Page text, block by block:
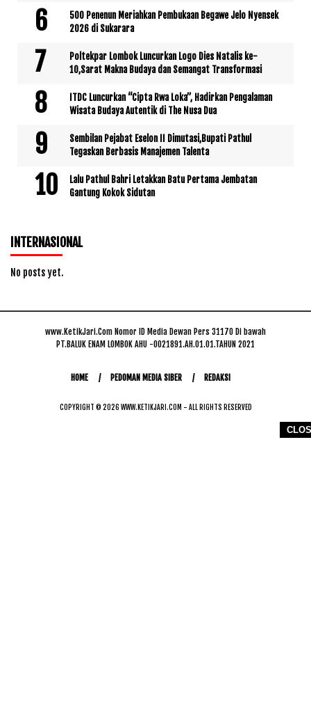
500 Penenun Meriahkan Pembukaan Begawe Jelo Nyensek
2026 di Sukarara
Poltekpar Lombok Luncurkan Logo Dies Natalis ke-
10,Sarat Makna Budaya dan Semangat Transformasi
ITDC Luncurkan “Cipta Rwa Loka”, Hadirkan Pengalaman
Wisata Budaya Autentik di The Nusa Dua
Sembilan Pejabat Eselon II Dimutasi,Bupati Pathul
Tegaskan Berbasis Manajemen Talenta
Lalu Pathul Bahri Letakkan Batu Pertama Jembatan
Gantung Kokok Sidutan
INTERNASIONAL
No posts yet.
www.KetikJari.Com Nomor ID Media Dewan Pers 31170 Di bawah
PT.BALUK ENAM LOMBOK AHU -0021891.AH.01.01.TAHUN 2021
HOME PEDOMAN MEDIA SIBER REDAKSI
COPYRIGHT © 2026 WWW.KETIKJARI.COM - ALL RIGHTS RESERVED